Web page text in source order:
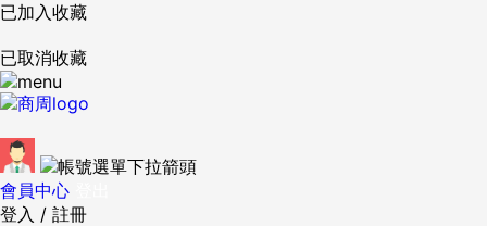
已加入收藏
已取消收藏
會員中心
登入 / 註冊